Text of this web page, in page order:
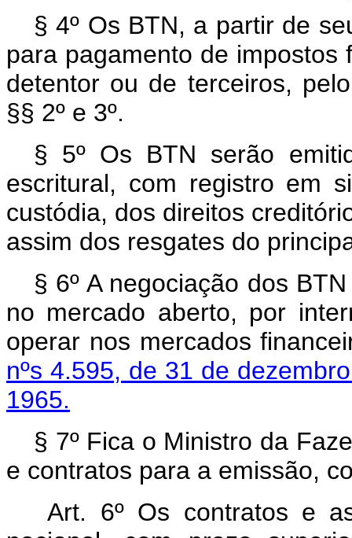
§ 4º Os BTN, a partir de
para pagamento de
detentor ou de terceiros,
§§ 2º e 3º.
§ 5º Os BTN serão
escritural, com registro em
custódia, dos direitos
assim dos resgates do
§ 6º A negociação dos
no mercado aberto, por
operar nos mercados
nºs 4.595, de 31 de
1965.
§ 7º Fica o Ministro da
e contratos para a emissão,
Art. 6º Os contratos e